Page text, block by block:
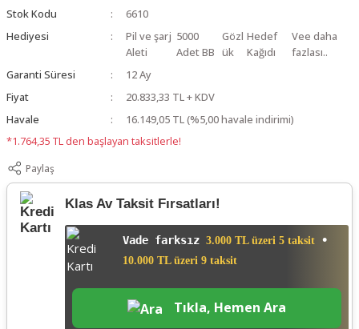
Stok Kodu
6610
Hediyesi
Pil ve şarj
Aleti
5000
Adet BB
Gözl
ük
Hedef
Kağıdı
Vee daha
fazlası..
Garanti Süresi
12 Ay
Fiyat
20.833,33 TL + KDV
Havale
16.149,05 TL (%5,00 havale indirimi)
*1.764,35 TL den başlayan taksitlerle!
Paylaş
Klas Av Taksit Fırsatları!
Vade farksız 3.000 TL üzeri 5 taksit •
10.000 TL üzeri 9 taksit
Tıkla, Hemen Ara